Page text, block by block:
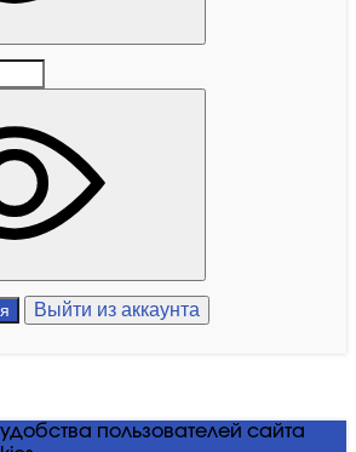
Выйти из аккаунта
пользователей сайта